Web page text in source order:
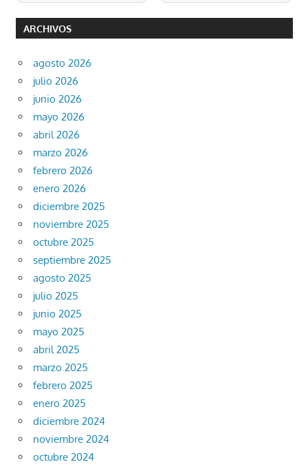
ARCHIVOS
agosto 2026
julio 2026
junio 2026
mayo 2026
abril 2026
marzo 2026
febrero 2026
enero 2026
diciembre 2025
noviembre 2025
octubre 2025
septiembre 2025
agosto 2025
julio 2025
junio 2025
mayo 2025
abril 2025
marzo 2025
febrero 2025
enero 2025
diciembre 2024
noviembre 2024
octubre 2024